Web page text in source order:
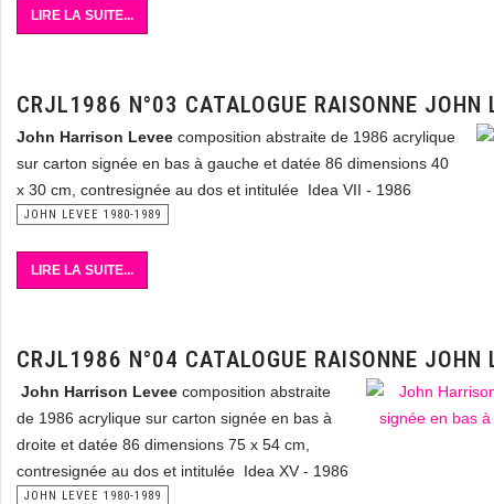
LIRE LA SUITE...
CRJL1986 N°03 CATALOGUE RAISONNE JOHN
John Harrison Levee composition abstraite de 1986 acrylique
sur carton signée en bas à gauche et datée 86 dimensions 40
x 30 cm, contresignée au dos et intitulée Idea VII - 1986
JOHN LEVEE 1980-1989
LIRE LA SUITE...
CRJL1986 N°04 CATALOGUE RAISONNE JOHN
John Harrison Levee composition abstraite
de 1986 acrylique sur carton signée en bas à
droite et datée 86 dimensions 75 x 54 cm,
contresignée au dos et intitulée Idea XV - 1986
JOHN LEVEE 1980-1989